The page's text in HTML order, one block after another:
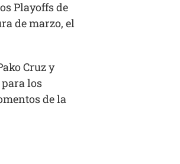
Playoffs de
de marzo, el
Cruz y
los
de la